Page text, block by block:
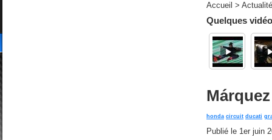
Accueil >
Quelques
honda circuit ducati
Publié le 1er juin